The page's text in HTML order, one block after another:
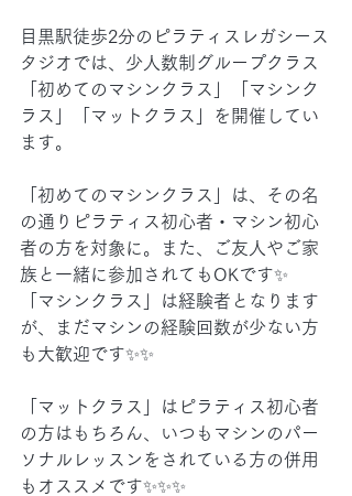
目黒駅徒歩2分のピラティスレガシース
タジオでは、少人数制グループクラス
「初めてのマシンクラス」「マシンク
ラス」「マットクラス」を開催してい
ます。
「初めてのマシンクラス」は、その名
の通りピラティス初心者・マシン初心
者の方を対象に。また、ご友人やご家
族と一緒に参加されてもOKです✨
「マシンクラス」は経験者となります
が、まだマシンの経験回数が少ない方
も大歓迎です✨✨
「マットクラス」はピラティス初心者
の方はもちろん、いつもマシンのパー
ソナルレッスンをされている方の併用
もオススメです✨✨✨